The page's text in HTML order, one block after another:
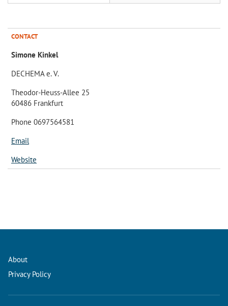
CONTACT
Simone Kinkel
DECHEMA e. V.
Theodor-Heuss-Allee 25
60486 Frankfurt
Phone 0697564581
Email
Website
About
Privacy Policy